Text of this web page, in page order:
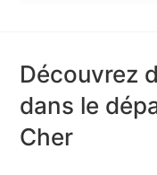
Découvrez
dans le
Cher